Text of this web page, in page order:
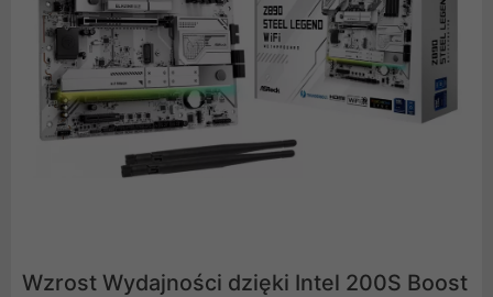
Wzrost Wydajności dzięki Intel 200S Boost